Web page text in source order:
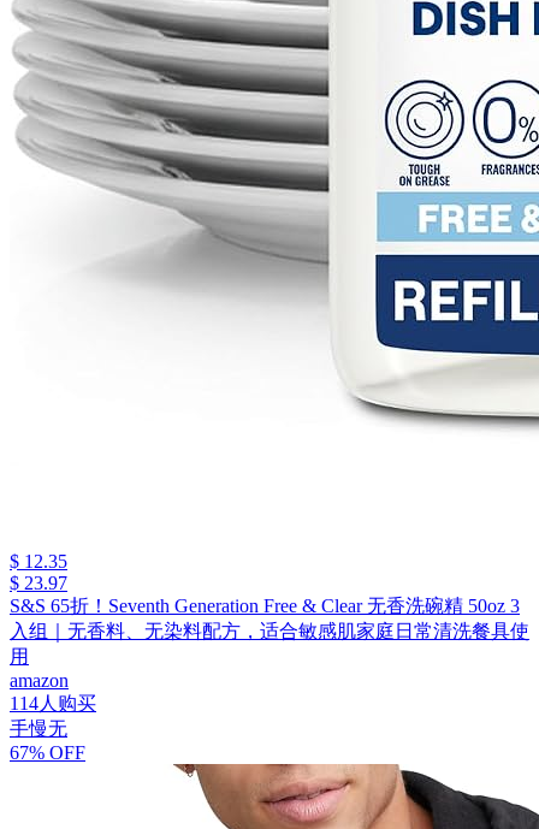
$ 12.35
$ 23.97
S&S 65折！Seventh Generation Free & Clear 无香洗碗精 50oz 3
入组｜无香料、无染料配方，适合敏感肌家庭日常清洗餐具使
用
amazon
114人购买
手慢无
67% OFF